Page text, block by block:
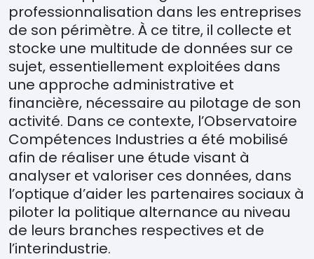
professionnalisation dans les entreprises
de son périmètre. À ce titre, il collecte et
stocke une multitude de données sur ce
sujet, essentiellement exploitées dans
une approche administrative et
financière, nécessaire au pilotage de son
activité. Dans ce contexte, l’Observatoire
Compétences Industries a été mobilisé
afin de réaliser une étude visant à
analyser et valoriser ces données, dans
l’optique d’aider les partenaires sociaux à
piloter la politique alternance au niveau
de leurs branches respectives et de
l’interindustrie.